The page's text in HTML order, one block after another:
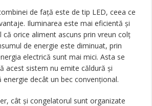
de față este de tip LED, ceea ce
Iluminarea este mai eficientă și
că orice aliment ascuns prin vreun colț
de energie este diminuat, prin
electrică sunt mai mici. Asta se
acest sistem nu emite căldură și
decât un bec convențional.
cât și congelatorul sunt organizate